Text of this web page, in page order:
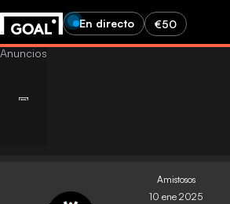
En directo €50
Amistosos
10 ene 2025